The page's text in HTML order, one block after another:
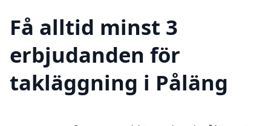
Få alltid minst 3
erbjudanden för
takläggning i Påläng